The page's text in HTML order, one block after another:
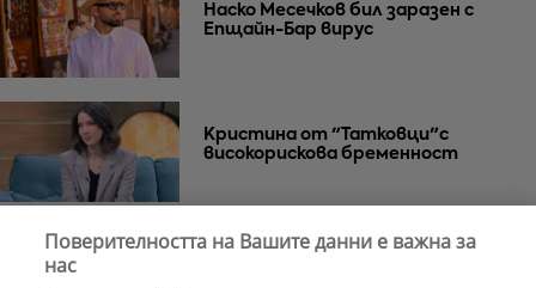
Наско Месечков бил заразен с
Епщайн-Бар вирус
Кристина от "Татковци"с
високорискова бременност
Поверителността на Вашите данни е важна за
нас